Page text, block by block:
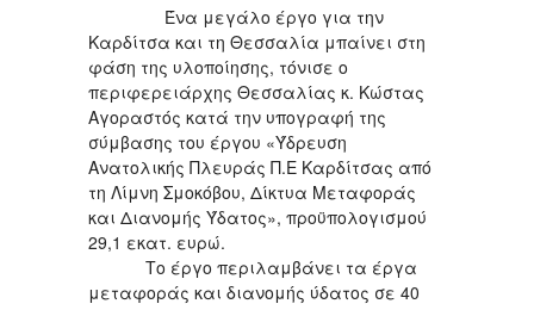
Ένα μεγάλο έργο για την
Καρδίτσα και τη Θεσσαλία μπαίνει στη
φάση της υλοποίησης, τόνισε ο
περιφερειάρχης Θεσσαλίας κ. Κώστας
Αγοραστός κατά την υπογραφή της
σύμβασης του έργου «Ύδρευση
Ανατολικής Πλευράς Π.Ε Καρδίτσας από
τη Λίμνη Σμοκόβου, Δίκτυα Μεταφοράς
και Διανομής Ύδατος», προϋπολογισμού
29,1 εκατ. ευρώ.
Το έργο περιλαμβάνει τα έργα
μεταφοράς και διανομής ύδατος σε 40